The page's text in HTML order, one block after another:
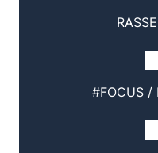
#FOCUS /